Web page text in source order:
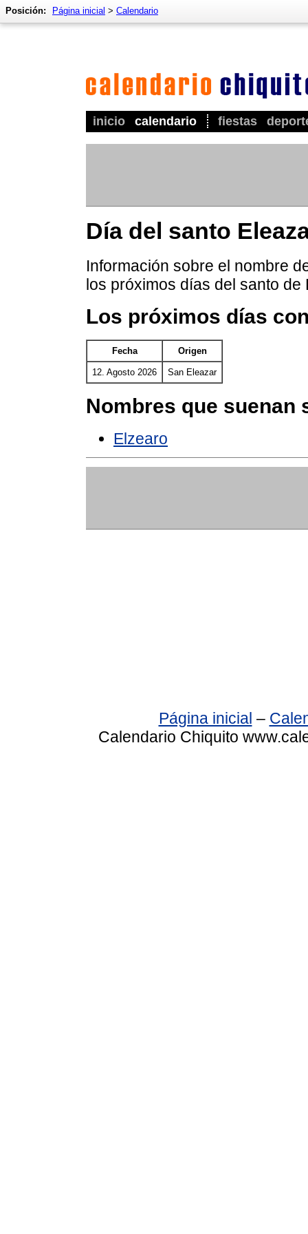
inicio calendario fiestas
Posición: Página inicial > Calendario
Día del santo
Información sobre el nombre
los próximos días del santo de
Los próximos días
Fecha Origen
12. Agosto 2026 San Eleazar
Nombres que suenan
Elzearo
Página inicial –
Calendario Chiquito